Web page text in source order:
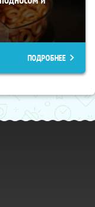
ПОДРОБНЕЕ